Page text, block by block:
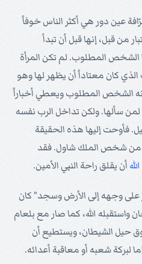
عين دور هي أكثر الناس خوفاً
من قبل، إنها قبل أن تبدأ
الشخص المطلوب. لم تكن المرأة
كان معتاداً أن يظهر لها وهو
الشخص المطلوب ويعطي أخباراً
سألها. ولكن تداخل الرب نفسه
فأوحت إليها هذه الحقيقة
من شخص الملك شاول. فقد
الله أن يقلق راحة النبي الأمين.
وجهه إلى الأرض وسجد" كان
الله، كما صار مع بلعام
حيل الشيطان، ويستطيع أن
شعبه أو معاقبة أعدائه.